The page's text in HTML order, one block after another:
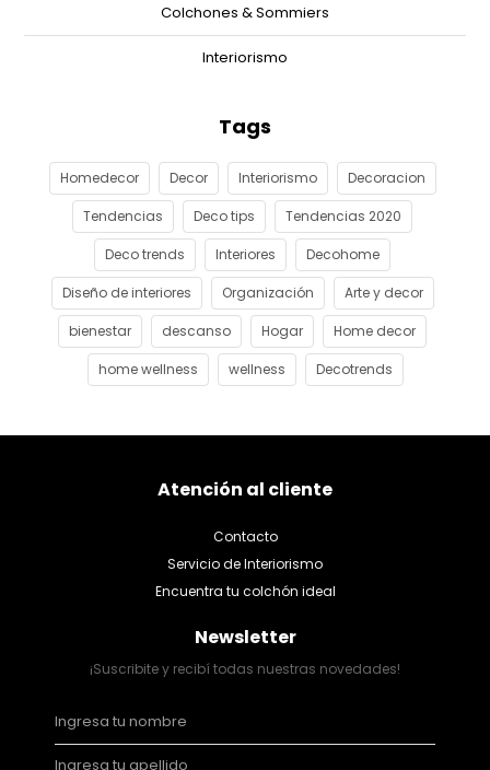
Colchones & Sommiers
Interiorismo
Tags
Homedecor Decor Interiorismo Decoracion
Tendencias Deco tips Tendencias 2020
Deco trends Interiores Decohome
Diseño de interiores Organización Arte y decor
bienestar descanso Hogar Home decor
home wellness wellness Decotrends
Atención al cliente
Contacto
Servicio de Interiorismo
Encuentra tu colchón ideal
Newsletter
¡Suscribite y recibí todas nuestras novedades!